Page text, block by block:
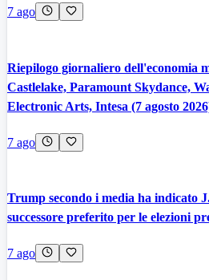
7 ago
Riepilogo giornaliero dell'economia
Castlelake, Paramount Skydance,
Electronic Arts, Intesa (7 agosto
7 ago
Trump secondo i media ha indicato
successore preferito per le elezioni
7 ago